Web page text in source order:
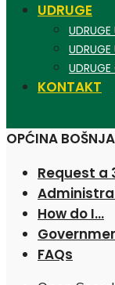
UDRUGE
UDRUGE
KONTAKT
OPĆINA
Request a
How do I…
FAQs